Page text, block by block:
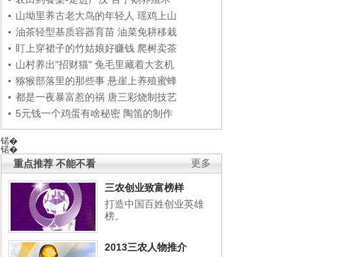
山坳里养古老大鸟的年轻人 瑶鸡上山
油茶轻型基质容器育苗 油菜免耕移栽
盯上穿裙子的竹姑娘好赚钱 爬树卖茶
山村养出"招财猫" 兔毛里藏着大玄机
猕猴部落里的那些事 悬崖上养殖蜜蜂
都是一夜暴富惹的祸 唐三彩烧制技艺
5元钱一个鸡蛋有啥秘密 陶笛的制作
锘�
锘�
更多
重点推荐 不能不看
三农创业致富榜样
打造中国百姓创业英雄
榜。
2013三农人物推介